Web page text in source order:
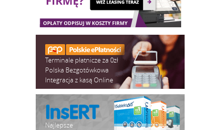
Terminale płatnicze za 0zł
Polska Bezgotówkowa
Integracja z kasą Online
Najlepsze